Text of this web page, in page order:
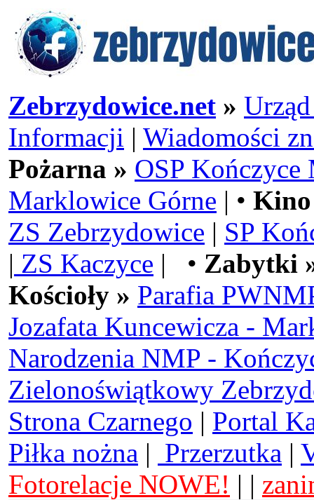
Zebrzydowice.net »
Informacji | Wiadomości
Pożarna » OSP Kończyce
Marklowice Górne | •
ZS Zebrzydowice | SP
| ZS Kaczyce | • Zabytki
Kościoły » Parafia
Jozafata Kuncewicza -
Narodzenia NMP -
Zielonoświątkowy
Strona Czarnego | Portal
Piłka nożna | Przerzutka |
Fotorelacje NOWE! | |